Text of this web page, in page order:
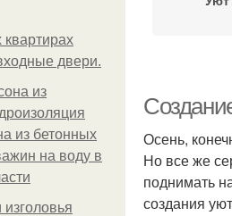
квартирах
двери.
из
из бетонных
на воду в
Осень,
Но все же
поднимать
создания